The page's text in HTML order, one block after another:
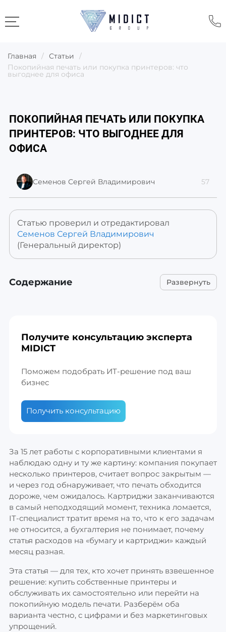
Главная / Статьи
/
Покопийная печать или покупка принтеров: что
выгоднее для офиса
ПОКОПИЙНАЯ ПЕЧАТЬ ИЛИ ПОКУПКА
ПРИНТЕРОВ: ЧТО ВЫГОДНЕЕ ДЛЯ
ОФИСА
Семенов Сергей Владимирович 57
Статью проверил и отредактировал
Семенов Сергей Владимирович
(Генеральный директор)
Содержание
Получите консультацию эксперта
MIDICT
Поможем подобрать ИТ-решение под ваш
бизнес
Получить консультацию
За 15 лет работы с корпоративными клиентами я
наблюдаю одну и ту же картину: компания покупает
несколько принтеров, считает вопрос закрытым —
и через год обнаруживает, что печать обходится
дороже, чем ожидалось. Картриджи заканчиваются
в самый неподходящий момент, техника ломается,
IT-специалист тратит время на то, что к его задачам
не относится, а бухгалтерия не понимает, почему
статья расходов на «бумагу и картриджи» каждый
месяц разная.
Эта статья — для тех, кто хочет принять взвешенное
решение: купить собственные принтеры и
обслуживать их самостоятельно или перейти на
покопийную модель печати. Разберём оба
варианта честно, с цифрами и без маркетинговых
упрощений.